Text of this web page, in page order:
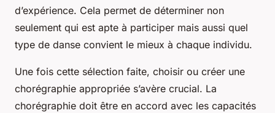
d’expérience. Cela permet de déterminer non
seulement qui est apte à participer mais aussi quel
type de danse convient le mieux à chaque individu.
Une fois cette sélection faite, choisir ou créer une
chorégraphie appropriée s’avère crucial. La
chorégraphie doit être en accord avec les capacités